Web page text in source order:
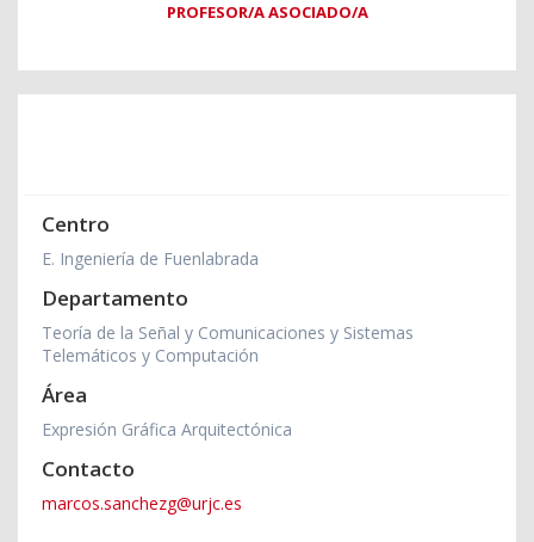
PROFESOR/A ASOCIADO/A
Centro
E. Ingeniería de Fuenlabrada
Departamento
Teoría de la Señal y Comunicaciones y Sistemas
Telemáticos y Computación
Área
Expresión Gráfica Arquitectónica
Contacto
marcos.sanchezg@urjc.es